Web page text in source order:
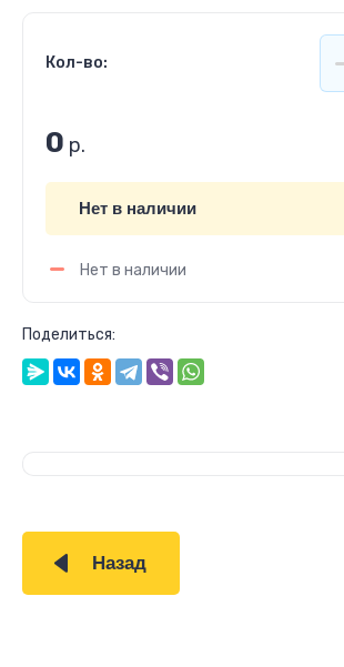
Кол-во:
0 р.
Нет в наличии
Нет в наличии
Поделиться:
Назад